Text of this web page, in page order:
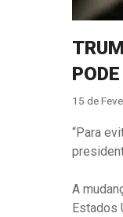
15 de
“Para
A
Estados